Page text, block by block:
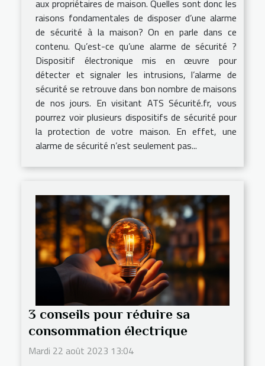
aux propriétaires de maison. Quelles sont donc les
raisons fondamentales de disposer d’une alarme
de sécurité à la maison? On en parle dans ce
contenu. Qu’est-ce qu’une alarme de sécurité ?
Dispositif électronique mis en œuvre pour
détecter et signaler les intrusions, l’alarme de
sécurité se retrouve dans bon nombre de maisons
de nos jours. En visitant ATS Sécurité.fr, vous
pourrez voir plusieurs dispositifs de sécurité pour
la protection de votre maison. En effet, une
alarme de sécurité n’est seulement pas...
3 conseils pour réduire sa
consommation électrique
Mardi 22 août 2023 13:04